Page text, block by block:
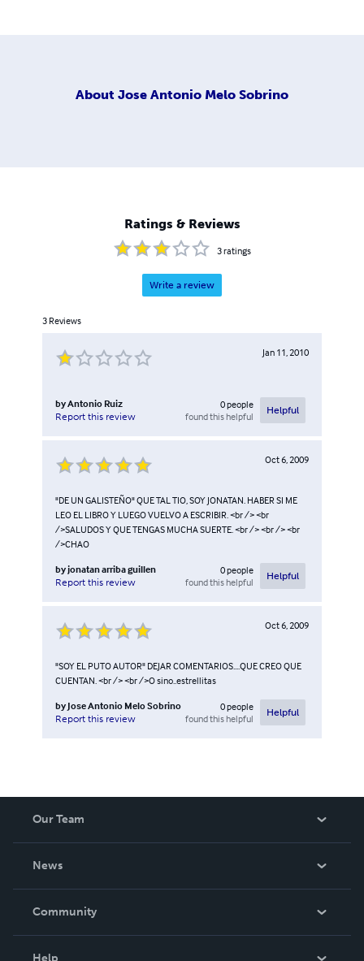
About Jose Antonio Melo Sobrino
Ratings & Reviews
3ratings
Write a review
3 Reviews
Jan 11, 2010
byAntonio Ruiz
Report this review
0people
found this helpful
Helpful
Oct 6, 2009
"DE UN GALISTEÑO" QUE TAL TIO, SOY JONATAN. HABER SI ME
LEO EL LIBRO Y LUEGO VUELVO A ESCRIBIR. <br /> <br
/>SALUDOS Y QUE TENGAS MUCHA SUERTE. <br /> <br /> <br
/>CHAO
byjonatan arriba guillen
Report this review
0people
found this helpful
Helpful
Oct 6, 2009
"SOY EL PUTO AUTOR" DEJAR COMENTARIOS....QUE CREO QUE
CUENTAN. <br /> <br />O sino..estrellitas
by Jose Antonio Melo Sobrino
Report this review
0people
found this helpful
Helpful
Our Team
News
In The News
Community